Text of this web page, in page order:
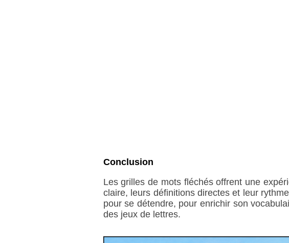
Conclusion
Les grilles de mots fléchés offrent une
claire, leurs définitions directes et leur
pour se détendre, pour enrichir son
des jeux de lettres.